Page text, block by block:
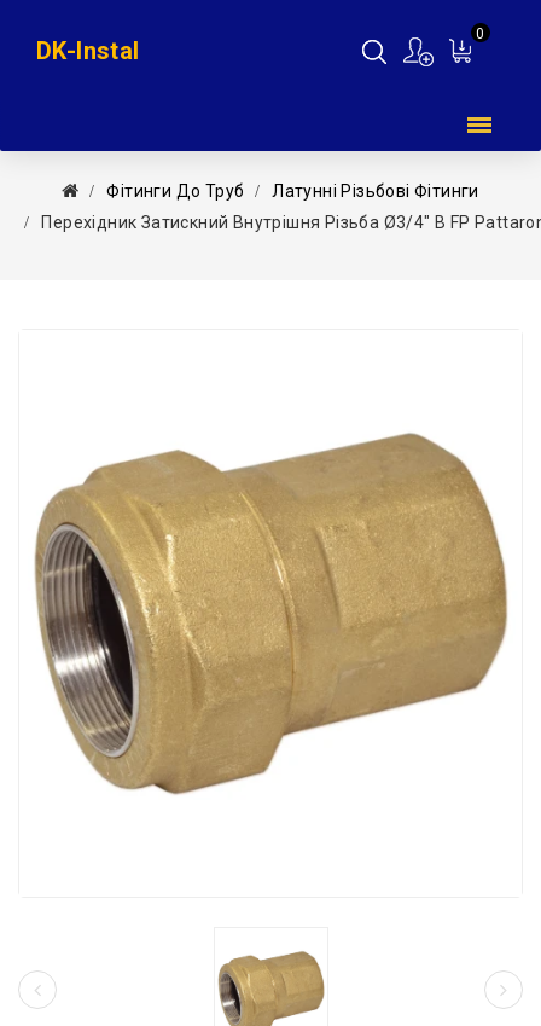
0
DK-Instal
Фітинги До Труб
Латунні Різьбові Фітинги
Перехідник Затискний Внутрішня Різьба Ø3/4″ В FP